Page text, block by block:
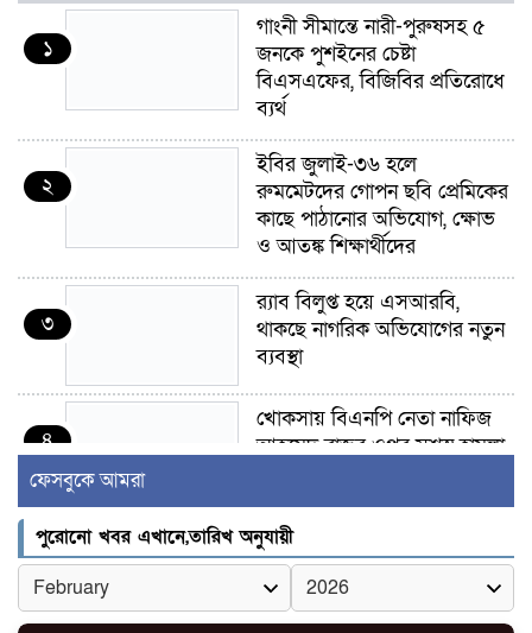
১
গাংনী সীমান্তে নারী-পুরুষসহ ৫
জনকে পুশইনের চেষ্টা
বিএসএফের, বিজিবির প্রতিরোধে
ব্যর্থ
২
ইবির জুলাই-৩৬ হলে
রুমমেটদের গোপন ছবি প্রেমিকের
কাছে পাঠানোর অভিযোগ, ক্ষোভ
ও আতঙ্ক শিক্ষার্থীদের
৩
র‍্যাব বিলুপ্ত হয়ে এসআরবি,
থাকছে নাগরিক অভিযোগের নতুন
ব্যবস্থা
৪
খোকসায় বিএনপি নেতা নাফিজ
আহমেদ রাজুর ওপর সশস্ত্র হামলা,
৫
সাঈদীর ছবিতে জুতা
নিক্ষেপকারীরা ‘জারজ সন্তান’:
আমির হামজা
ফেসবুকে আমরা
পুরোনো খবর এখানে,তারিখ অনুযায়ী